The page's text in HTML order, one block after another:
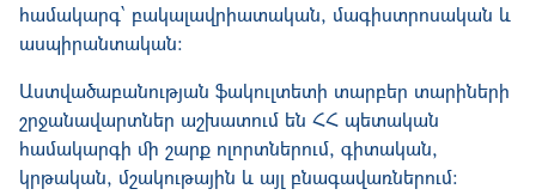
համակարգ՝ բակալավրիատական, մագիստրոսական և
ասպիրանտական։
Աստվածաբանության ֆակուլտետի տարբեր տարիների
շրջանավարտներ աշխատում են ՀՀ պետական
համակարգի մի շարք ոլորտներում, գիտական,
կրթական, մշակութային և այլ բնագավառներում։